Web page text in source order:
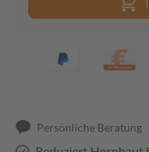
Persönliche Beratung